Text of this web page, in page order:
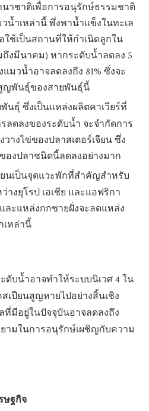
าชาติเพื่อการอนุรักษ์ธรรมชาติ
วน้ำเหล่านี้ พึ่งพาน้ำแข็งในทะเล
ใช้เป็นสถานที่ให้กำเนิดลูกใน
งมีนาคม) หากระดับน้ำลดลง 5
มวน้ำอาจลดลงถึง 81% ซึ่งจะ
ญพันธุ์ของสายพันธุ์นี้
พันธุ์ ซึ่งเป็นแหล่งผลิตคาเวียร์ที่
ลดลงของระดับน้ำ จะจำกัดการ
างไข่ของปลาสเตอร์เจียน ซึ่ง
องปลาชนิดนี้ลดลงอย่างมาก
นเป็นจุดแวะพักที่สำคัญสำหรับ
งยุโรป เอเชีย และแอฟริกา
ะแหล่งกกชายฝั่งจะลดแหล่ง
หล่านี้
บน้ำอาจทำให้ระบบนิเวศ 4 ใน
เปียนสูญหายไปอย่างสิ้นเชิง
มีอยู่ในปัจจุบันอาจลดลงถึง
ามในการอนุรักษ์เผชิญกับความ
ษฐกิจ